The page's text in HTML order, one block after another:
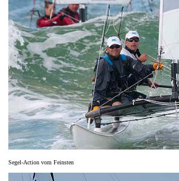
Segel-Action vom Feinsten